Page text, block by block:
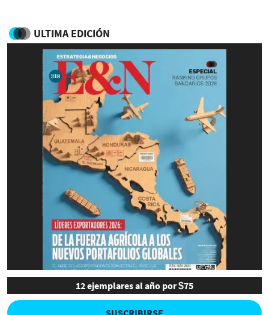
ULTIMA EDICIÓN
12 ejemplares al año por $75
SUSCRIBIRSE